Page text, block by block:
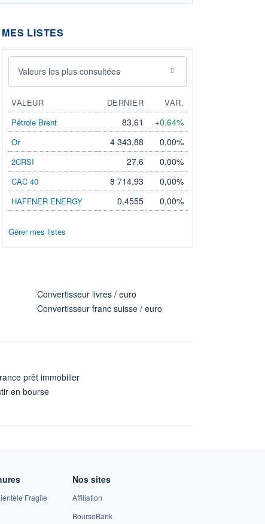
MES LISTES
Valeurs les plus consultées
VALEUR DERNIER
VAR.
Pétrole Brent
83,61 +0,64%
Or 4 343,88 0,00%
2CRSI 27,6 0,00%
CAC 40 8 714,93 0,00%
HAFFNER ENERGY 0,4555 0,00%
Gérer mes listes
Convertisseur livres / euro
Convertisseur franc suisse / euro
prêt immobilier
en bourse
Fragile
Nos sites
Affiliation
BoursoBank